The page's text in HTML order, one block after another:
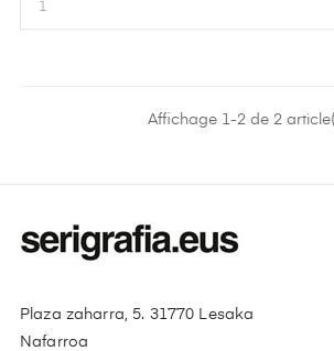
Affichage 1-2 de 2
Plaza zaharra, 5. 31770 Lesaka
Nafarroa